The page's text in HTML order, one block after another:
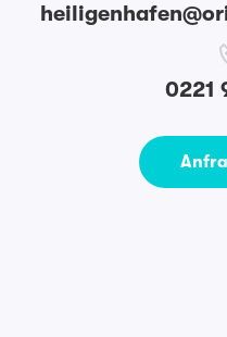
0221